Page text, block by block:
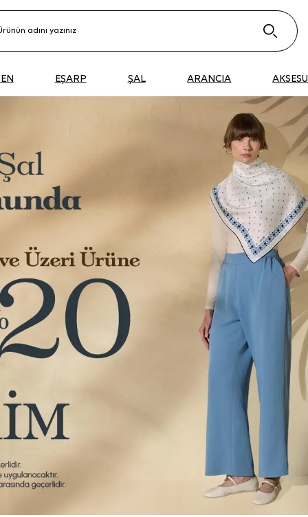
EŞARP ŞAL ARANCIA